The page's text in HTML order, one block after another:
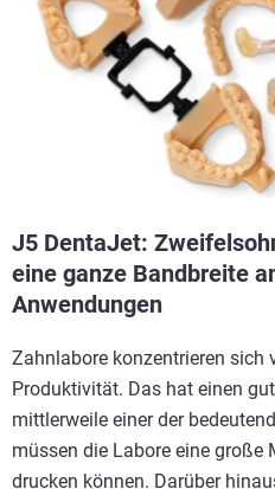
J5 DentaJet:
eine ganze Bandbreite
Anwendungen
Zahnlabore konzentrieren
Produktivität. Das hat einen
mittlerweile einer der
müssen die Labore eine große
drucken können. Darüber